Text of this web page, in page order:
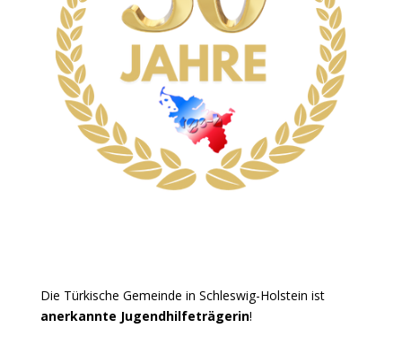
Die Türkische Gemeinde in Schleswig-Holstein ist
anerkannte Jugendhilfeträgerin!